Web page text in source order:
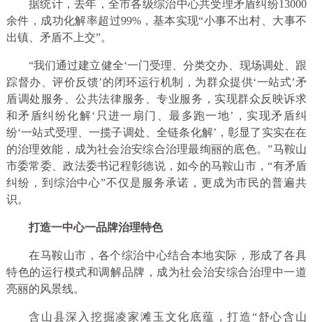
据统计，去年，全市各级综治中心共受理矛盾纠纷13000
余件，成功化解率超过99%，基本实现“小事不出村、大事不
出镇、矛盾不上交”。
“我们通过建立健全‘一门受理、分类交办、现场调处、跟
踪督办、评价反馈’的闭环运行机制，为群众提供‘一站式’矛
盾调处服务、公共法律服务、专业服务，实现群众反映诉求
和矛盾纠纷化解‘只进一扇门、最多跑一地’，实现矛盾纠
纷‘一站式受理、一揽子调处、全链条化解’，彰显了实实在在
的治理效能，成为社会治安综合治理最绚丽的底色。”马鞍山
市委常委、政法委书记程彰德说，如今的马鞍山市，“有矛盾
纠纷，到综治中心”不仅是服务承诺，更成为市民的普遍共
识。
打造一中心一品牌治理特色
在马鞍山市，各个综治中心结合本地实际，形成了各具
特色的运行模式和调解品牌，成为社会治安综合治理中一道
亮丽的风景线。
含山县深入挖掘凌家滩玉文化底蕴，打造“舒心含山